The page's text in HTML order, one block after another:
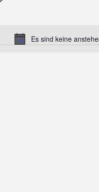
Es sind keine